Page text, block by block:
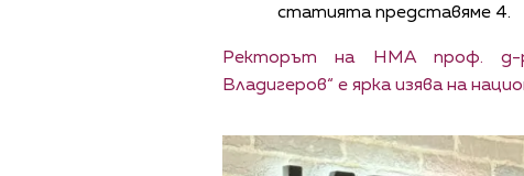
статията представяме 4.
Ректорът на НМА проф. д-р
Владигеров“ е ярка изява на